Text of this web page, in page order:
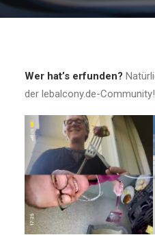
Wer hat’s erfunden?
der lebalcony.de-Community!